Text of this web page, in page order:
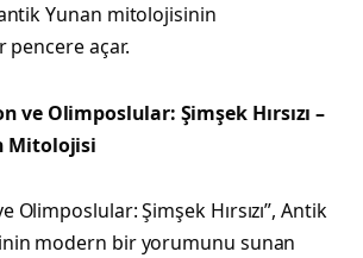
Yunan mitolojisinin
açar.
ve Olimposlular: Şimşek Hırsızı –
Mitolojisi
Olimposlular: Şimşek Hırsızı”, Antik
modern bir yorumunu sunan